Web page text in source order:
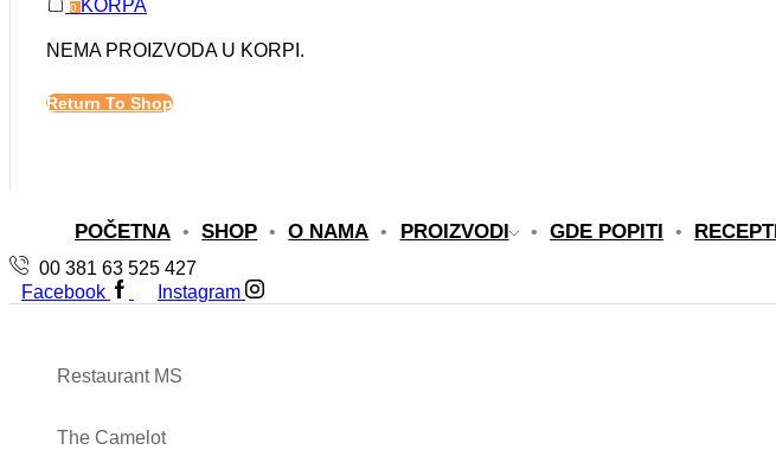
0 KORPA
NEMA PROIZVODA U KORPI.
Return To Shop
POČETNA SHOP O NAMA PROIZVODI GDE POPITI RECEPTI
00 381 63 525 427
Facebook
Instagram
Restaurant MS
The Camelot